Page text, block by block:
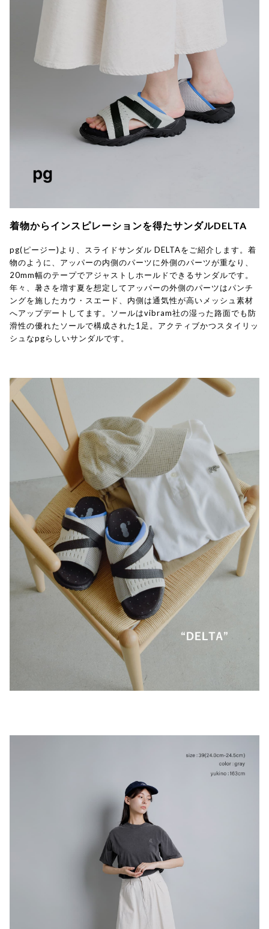
着物からインスピレーションを得たサンダルDELTA
pg(ピージー)より、スライドサンダル DELTAをご紹介します。着
物のように、アッパーの内側のパーツに外側のパーツが重なり、
20mm幅のテープでアジャストしホールドできるサンダルです。
年々、暑さを増す夏を想定してアッパーの外側のパーツはパンチ
ングを施したカウ・スエード、内側は通気性が高いメッシュ素材
へアップデートしてます。ソールはvibram社の湿った路面でも防
滑性の優れたソールで構成された1足。アクティブかつスタイリッ
シュなpgらしいサンダルです。